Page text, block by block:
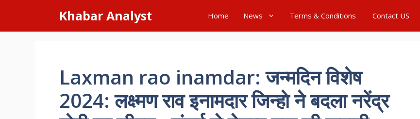
content
Khabar Analyst Home News Terms & Conditions Contact US
Laxman rao inamdar: जन्मदिन विशेष
2024: लक्ष्मण राव इनामदार जिन्हाे ने बदला नरेंद्र